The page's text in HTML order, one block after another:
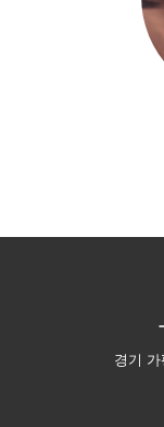
경기